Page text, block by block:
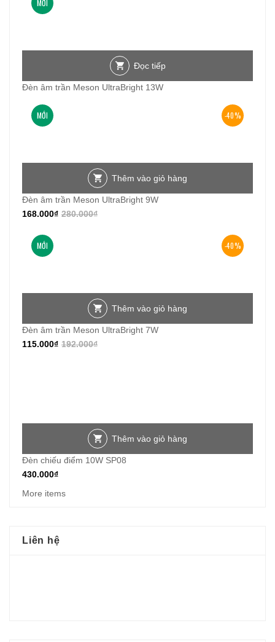
MỚI
Đọc tiếp
Đèn âm trần Meson UltraBright 13W
-40%
MỚI
Thêm vào giỏ hàng
Đèn âm trần Meson UltraBright 9W
280.000₫
168.000₫
-40%
MỚI
Thêm vào giỏ hàng
Đèn âm trần Meson UltraBright 7W
192.000₫
115.000₫
Thêm vào giỏ hàng
Đèn chiếu điểm 10W SP08
430.000₫
More items
Liên hệ